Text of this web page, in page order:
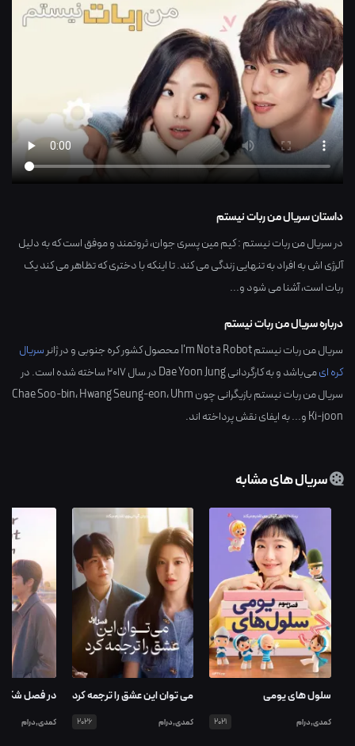
داستان سریال من ربات نیستم
در سریال من ربات نیستم : کیم مین پسری جوان، ثروتمند و موفق است که به دلیل
آلرژی اش به افراد به تنهایی زندگی می کند. تا اینکه با دختری که تظاهر می کند یک
ربات است، آشنا می شود و...
درباره سریال من ربات نیستم
سریال من ربات نیستم I'm Not a Robot محصول کشور کره جنوبیو در ژانرسریال
کره ایمی‌باشد و به کارگردانیDae Yoon Jungدر سال2017ساخته شده است. در
سریال من ربات نیستم بازیگرانی چون
Chae Soo-bin،Hwang Seung-eon،Uhm
Ki-joonو... به ایفای نقش پرداخته اند.
سریال های مشابه
سلول های یومی
کمدی,درام 2021
می توان این عشق را ترجمه کرد
کمدی,درام 2026
در فصل
کمدی,درام